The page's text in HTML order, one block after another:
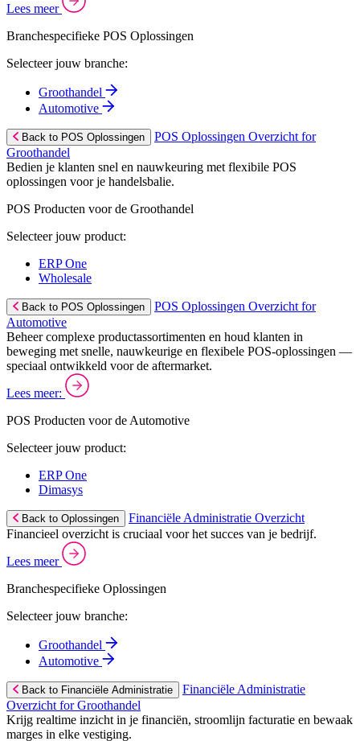
Lees meer
Branchespecifieke POS Oplossingen
Selecteer jouw branche:
Groothandel
Automotive
Back to POS Oplossingen
POS Oplossingen Overzicht for
Groothandel
Bedien je klanten snel en nauwkeuring met flexibile POS
oplossingen voor je handelsbalie.
POS Producten voor de Groothandel
Selecteer jouw product:
ERP One
Wholesale
Back to POS Oplossingen
POS Oplossingen Overzicht for
Automotive
Beheer complexe productassortimenten en houd klanten in
beweging met snelle, nauwkeurige en flexibele POS-oplossingen —
speciaal ontwikkeld voor de aftermarket.
Lees meer:
POS Producten voor de Automotive
Selecteer jouw product:
ERP One
Dimasys
Back to Oplossingen
Financiële Administratie Overzicht
Financieel overzicht is cruciaal voor het succes van je bedrijf.
Lees meer
Branchespecifieke Oplossingen
Selecteer jouw branche:
Groothandel
Automotive
Back to Financiële Administratie
Financiële Administratie
Overzicht for Groothandel
Krijg realtime inzicht in je financiën, stroomlijn facturatie en bewaak
marges in elke vestiging.